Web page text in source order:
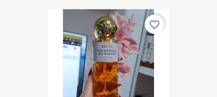
favorite_border